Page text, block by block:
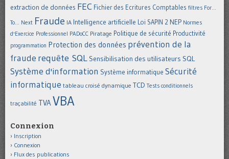
extraction de données FEC Fichier des Ecritures Comptables filtres For...
To... Next Fraude IA Intelligence artificielle Loi SAPIN 2 NEP Normes
d'Exercice Professionnel PADoCC Piratage Politique de sécurité Productivité
programmation Protection des données prévention de la
fraude requête SQL Sensibilisation des utilisateurs SQL
Système d'information Système informatique Sécurité
informatique tableau croisé dynamique TCD Tests conditionnels
traçabilité TVAVBA
Connexion
Inscription
Connexion
Flux des publications